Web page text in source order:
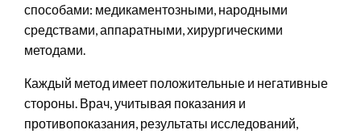
способами: медикаментозными, народными
средствами, аппаратными, хирургическими
методами.
Каждый метод имеет положительные и негативные
стороны. Врач, учитывая показания и
противопоказания, результаты исследований,